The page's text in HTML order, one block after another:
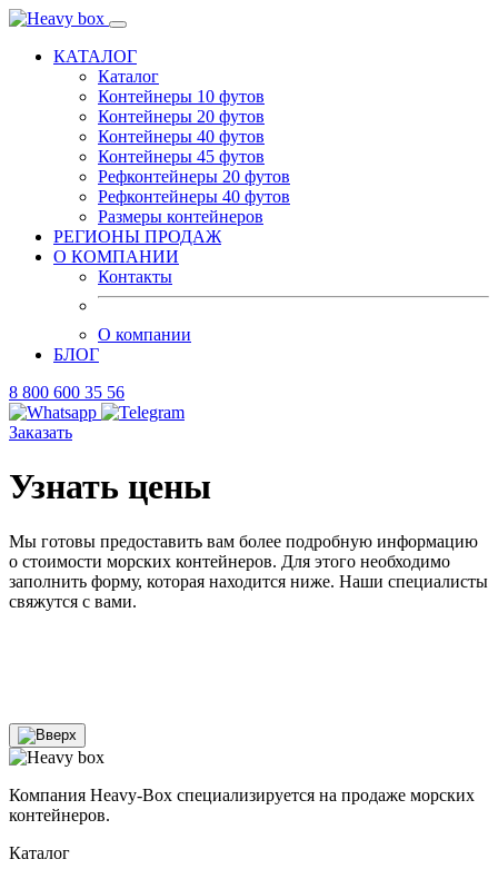
КАТАЛОГ
Каталог
Контейнеры 10 футов
Контейнеры 20 футов
Контейнеры 40 футов
Контейнеры 45 футов
Рефконтейнеры 20 футов
Рефконтейнеры 40 футов
Размеры контейнеров
РЕГИОНЫ ПРОДАЖ
О КОМПАНИИ
Контакты
О компании
БЛОГ
8 800 600 35 56
Заказать
Узнать цены
Мы готовы предоставить вам более подробную информацию
о стоимости морских контейнеров. Для этого необходимо
заполнить форму, которая находится ниже. Наши специалисты
свяжутся с вами.
Компания Heavy-Box специализируется на продаже морских
контейнеров.
Каталог